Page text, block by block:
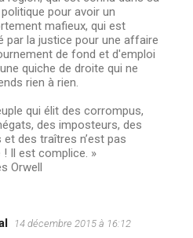
pour avoir un
mafieux, qui est
par la justice pour une affaire
de fond et d'emploi
quiche de droite qui ne
rien à rien.
qui élit des corrompus,
des imposteurs, des
et des traîtres n’est pas
! Il est complice. »
Orwell
14 décembre 2015 à 16:12